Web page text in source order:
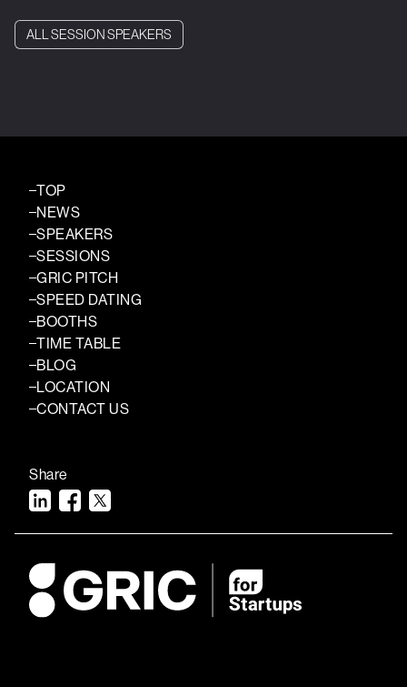
ALL SESSION SPEAKERS
TOP
NEWS
SPEAKERS
SESSIONS
GRIC PITCH
SPEED DATING
BOOTHS
TIME TABLE
BLOG
LOCATION
CONTACT US
Share